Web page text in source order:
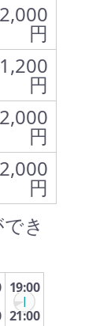
2,000
円
1,200
円
2,000
円
2,000
円
き
19:00
21:00